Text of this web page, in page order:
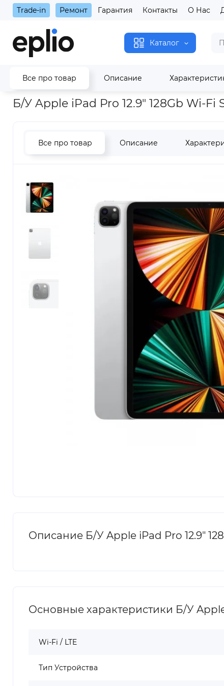
Trade-in Ремонт Гарантия Контакты О Нас
Каталог
Все про товар Описание
Главная Б/У Apple iPad Pro 12.9" 128Gb Wi-Fi Silver 2021
Б/У Apple iPad Pro 12.9" 128Gb Wi-Fi
Все про товар Описание
Описание Б/У Apple iPad Pro 12.9"
Основные характеристики Б/У Apple
Wi-Fi / LTE
Тип Устройства